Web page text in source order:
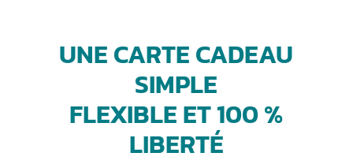
UNE CARTE CADEAU
SIMPLE
FLEXIBLE ET 100 %
LIBERTÉ